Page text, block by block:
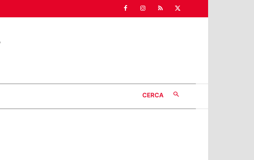
CERCA